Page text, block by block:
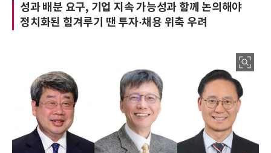
성과 배분 요구, 기업 지속 가능성과 함께 논의해야
정치화된 힘겨루기 땐 투자·채용 위축 우려